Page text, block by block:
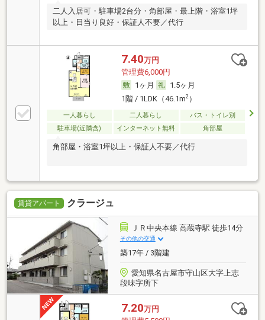
二人入居可・駐車場2台分・角部屋・最上階・浴室1坪
以上・日当り良好・保証人不要／代行
7.40万円
管理費6,000円
1ヶ月
1.5ヶ月
1階 / 1LDK（46.1m2）
一人暮らし 二人暮らし
バス・トイレ別
駐車場(近隣含)
インターネット無料 角部屋
角部屋・浴室1坪以上・保証人不要／代行
賃貸アパート クラージュ
ＪＲ中央本線 高蔵寺駅 徒歩14分
その他の交通
築17年 / 3階建
愛知県名古屋市守山区大字上志
段味字所下
7.20万円